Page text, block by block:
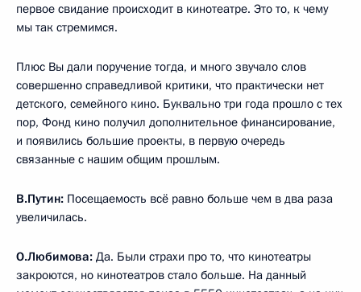
первое свидание происходит в кинотеатре. Это то, к чему
мы так стремимся.
Плюс Вы дали поручение тогда, и много звучало слов
совершенно справедливой критики, что практически нет
детского, семейного кино. Буквально три года прошло с тех
пор, Фонд кино получил дополнительное финансирование,
и появились большие проекты, в первую очередь
связанные с нашим общим прошлым.
В.Путин: Посещаемость всё равно больше чем в два раза
увеличилась.
О.Любимова: Да. Были страхи про то, что кинотеатры
закроются, но кинотеатров стало больше. На данный